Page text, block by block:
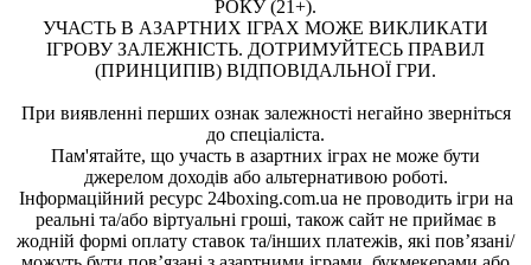
РОКУ (21+).
УЧАСТЬ В АЗАРТНИХ ІГРАХ МОЖЕ ВИКЛИКАТИ
ІГРОВУ ЗАЛЕЖНІСТЬ. ДОТРИМУЙТЕСЬ ПРАВИЛ
(ПРИНЦИПІВ) ВІДПОВІДАЛЬНОЇ ГРИ.
При виявленні перших ознак залежності негайно зверніться
до спеціаліста.
Пам'ятайте, що участь в азартних іграх не може бути
джерелом доходів або альтернативою роботі.
Інформаційний ресурс 24boxing.com.ua не проводить ігри на
реальні та/або віртуальні гроші, також сайт не приймає в
жодній формі оплату ставок та/інших платежів, які пов’язані/